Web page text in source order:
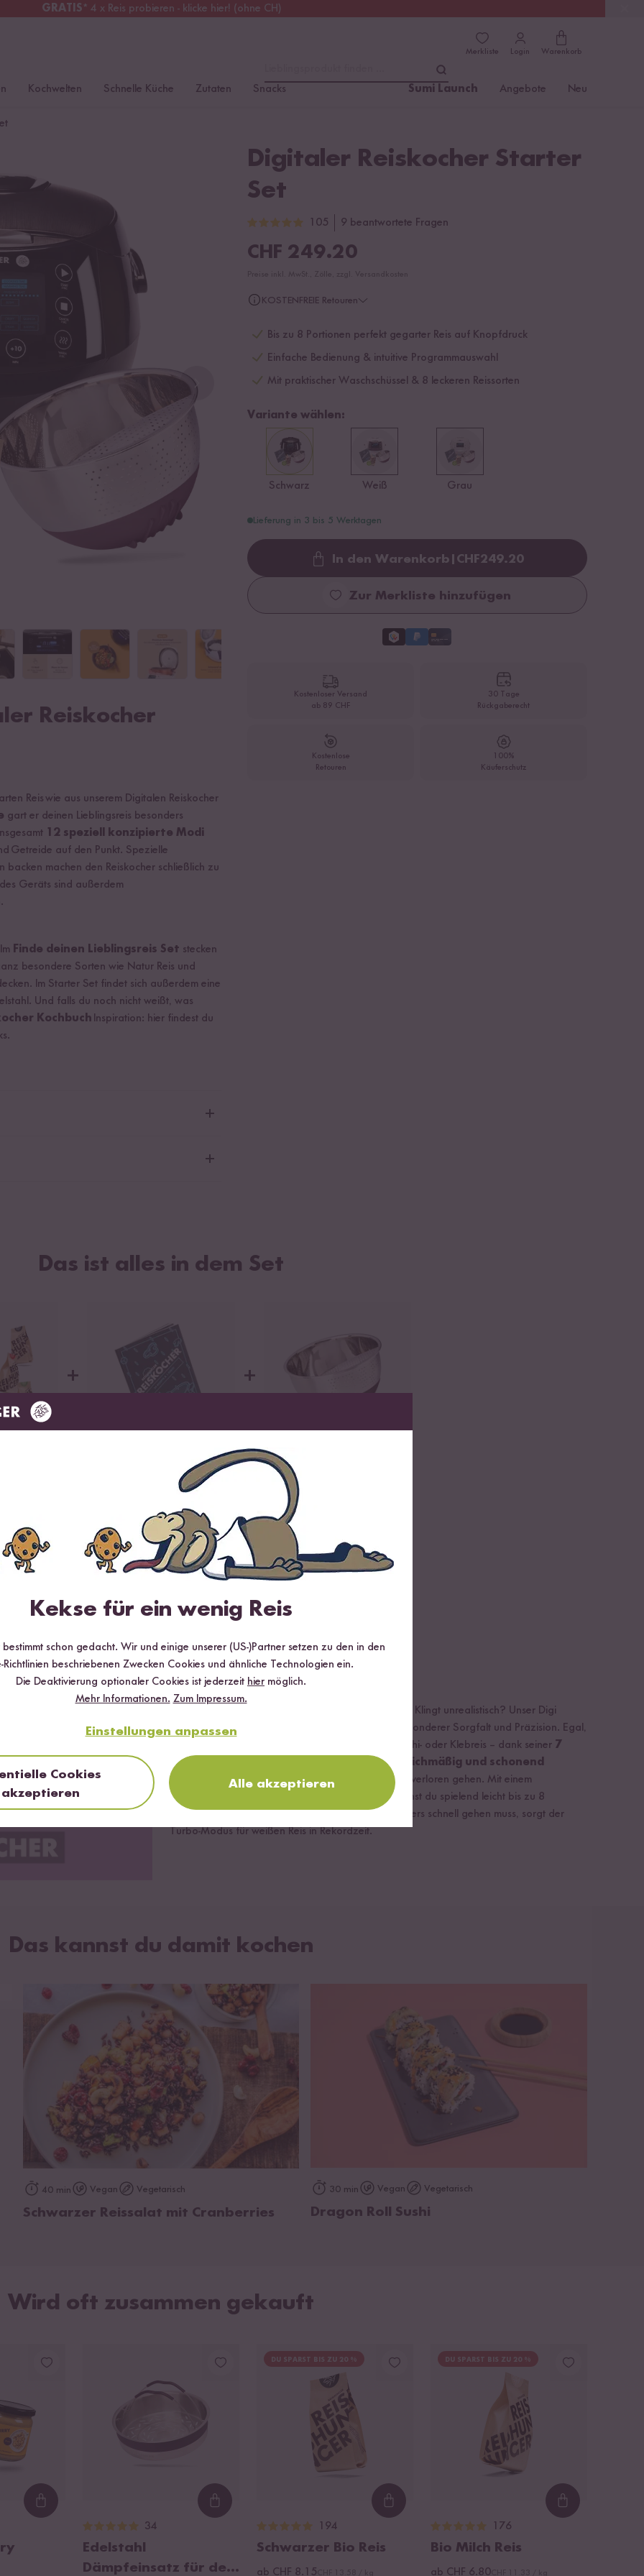
GRATIS* 4 x Reis probieren - klicke hier! (ohne CH)
Schweiz Alle Zölle & Steuerninklusive
Merkliste Login Warenkorb
Kochwelten Schnelle Küche Zutaten Snacks Sumi Launch Angebote Neu
Digitaler Reiskocher Starter
Set
105 9 beantwortete Fragen
CHF 249.20
KOSTENFREIE Retouren
Bis zu 8 Portionen perfekt gegarter Reis auf Knopfdruck
Einfache Bedienung & intuitive Programmauswahl
Mit praktischer Waschschüssel & 8 leckeren Reissorten
Variante wählen:
Schwarz Weiß Grau
Lieferung in 3 bis 5 Werktagen
Loading...
In den Warenkorb CHF249.20
Zur Merkliste hinzufügen
Kostenloser Versand
ab 89 CHF
30 Tage
Rückgaberecht
Kostenlose
Retouren
100%
Käuferschutz
Reiskocher
Reis wie aus unserem Digitalen Reiskocher
gart er deinen Lieblingsreis besonders
12 speziell konzipierte Modi
Getreide auf den Punkt. Spezielle
machen den Reiskocher schließlich zu
Geräts sind außerdem
Finde deinen Lieblingsreis Set stecken
besondere Sorten wie Natur Reis und
Im Starter Set findet sich außerdem eine
Und falls du noch nicht weißt, was
Kochbuch Inspiration: hier findest du
Display
Keramik und praktischen Henkeln
Steckersystem (dreipolige Stecker -
kontaktiere bitte unseren Customer Support
Das ist alles in dem Set
+ +
Loading...
Reishunger Reiskocher
Reis Waschschüssel
Edelstahl Aubergine
unseren Digitalen Reiskocher
Klick.Piep.Perfekt.
Schluss mit angebranntem oder zu matschigem Reis! Klingt unrealistisch? Unser Digi
übernimmt das Kochen deines Lieblingsreises mit besonderer Sorgfalt und Präzision. Egal,
ob es sich um weißen oder Vollkornreis handelt, Sushi- oder Klebreis – dank seiner 7
verschiedenen Hitzestufen
Reis gleichmäßig und schonend
gedämpft, ohne dass dabei wichtige Nährstoffe verloren gehen. Mit einem
großzügigen Fassungsvermögen von 1,5 Litern kannst du spielend leicht bis zu 8
Portionen Reis zubereiten. Und wenn es mal besonders schnell gehen muss, sorgt der
Turbo-Modus für weißen Reis in Rekordzeit.
Das kannst du damit kochen
40 min Vegan Vegetarisch
Schwarzer Reissalat mit Cranberries
30 min Vegan Vegetarisch
Dragon Roll Sushi
Wird oft zusammen gekauft
Loading... Loading...
34
Edelstahl
Dämpfeinsatz für den
DU SPARST BIS ZU 20 %
Loading...
194
Schwarzer Bio Reis
ab CHF 8.15
DU SPARST BIS ZU 20 %
Loading...
176
Bio Milch Reis
ab CHF 6.80
Kekse für ein wenig Reis
bestimmt schon gedacht. Wir und einige unserer (US-)Partner setzen zu den in den
Richtlinien beschriebenen Zwecken Cookies und ähnliche Technologien ein.
Die Deaktivierung optionaler Cookies ist jederzeit hier möglich.
Mehr Informationen. Zum Impressum.
Einstellungen anpassen
Cookies
akzeptieren
Alle akzeptieren